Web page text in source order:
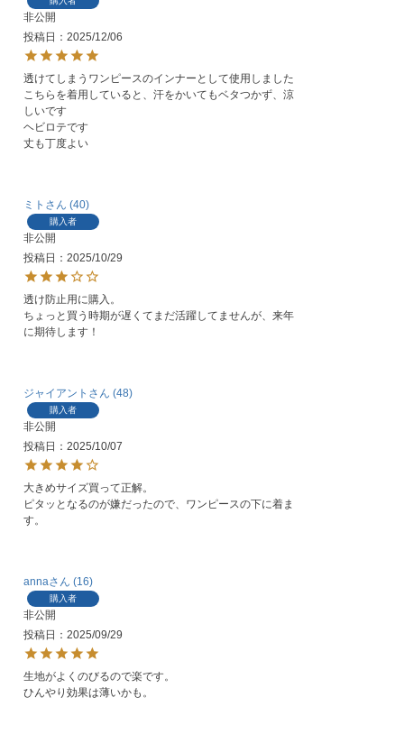
非公開
投稿日
2025/12/06
透けてしまうワンピースのインナーとして使用しました
こちらを着用していると、汗をかいてもベタつかず、涼
しいです
ヘビロテです
丈も丁度よい
ミト 40
購入者
非公開
投稿日
2025/10/29
透け防止用に購入。
ちょっと買う時期が遅くてまだ活躍してませんが、来年
に期待します！
ジャイアント 48
購入者
非公開
投稿日
2025/10/07
大きめサイズ買って正解。
ピタッとなるのが嫌だったので、ワンピースの下に着ま
す。
anna 16
購入者
非公開
投稿日
2025/09/29
生地がよくのびるので楽です。
ひんやり効果は薄いかも。